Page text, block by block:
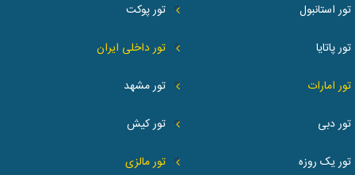
تور استانبول
تور پوکت
تور پاتایا
تور امارات
تور دبی
تور داخلی ایران
تور مشهد
تور کیش
تور یک روزه
تور مالزی